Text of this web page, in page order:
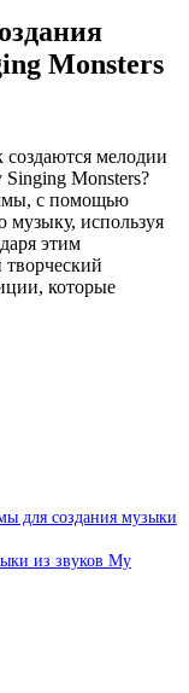
Monsters
создаются мелодии
Monsters?
с помощью
музыку, используя
этим
которые
для создания музыки
из звуков My